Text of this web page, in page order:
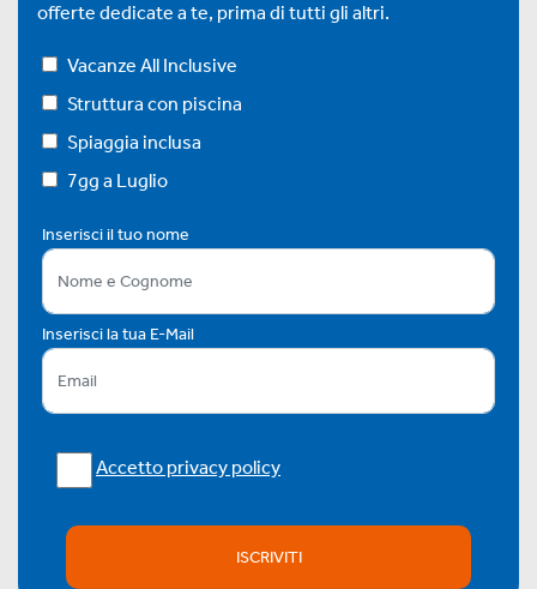
offerte dedicate a te, prima di tutti gli altri.
Vacanze All Inclusive
Struttura con piscina
Spiaggia inclusa
7gg a Luglio
Inserisci il tuo nome
Inserisci la tua E-Mail
Accetto privacy policy
ISCRIVITI